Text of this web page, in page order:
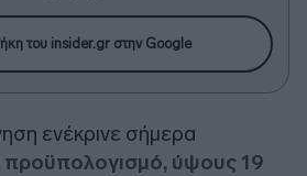
του insider.gr στην Google
ενέκρινε σήμερα
ύψους 19